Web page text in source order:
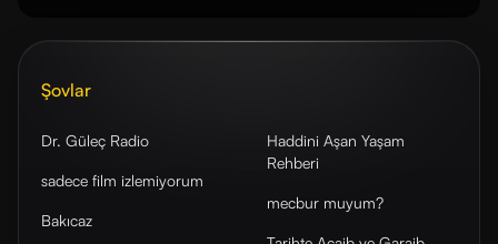
Şovlar
Dr. Güleç Radio
sadece film izlemiyorum
Bakıcaz
Haddini Aşan Yaşam
Rehberi
mecbur muyum?